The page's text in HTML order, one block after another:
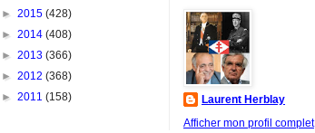
► 2015 (428)
► 2014 (408)
► 2013 (366)
► 2012 (368)
► 2011 (158)
Laurent Herblay
Afficher mon profil complet